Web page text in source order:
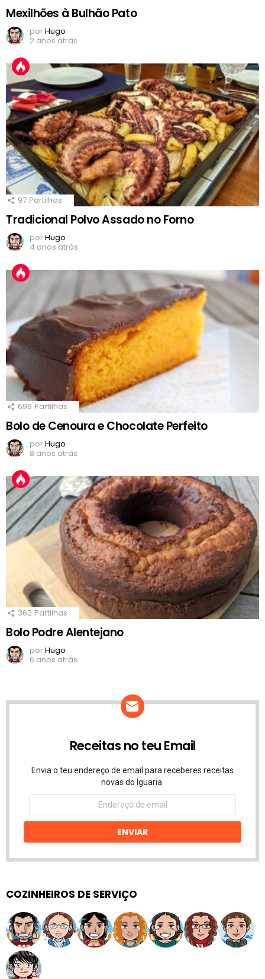
Mexilhões à Bulhão Pato
porHugo
2 anos atrás
97 Partilhas
Tradicional Polvo Assado no Forno
porHugo
4 anos atrás
696 Partilhas
Bolo de Cenoura e Chocolate Perfeito
porHugo
8 anos atrás
362 Partilhas
Bolo Podre Alentejano
porHugo
6 anos atrás
Receitas no teu Email
Envia o teu endereço de email para receberes receitas
novas do Iguaria.
Endereço
email
ENVIAR
COZINHEIROS DE SERVIÇO